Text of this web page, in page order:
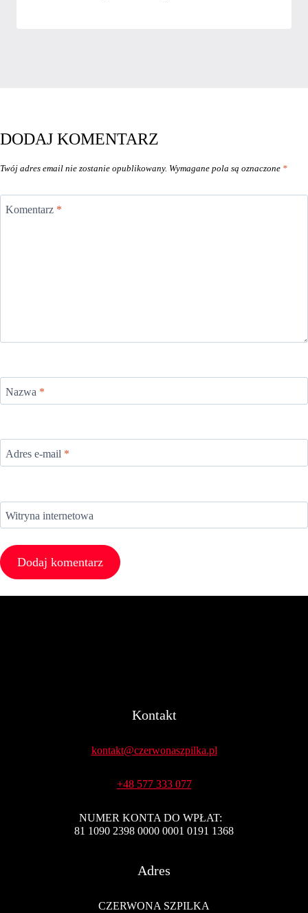
DODAJ KOMENTARZ
Twój adres email nie zostanie opublikowany. Wymagane pola są oznaczone *
Komentarz *
Nazwa *
Adres e-mail *
Witryna internetowa
Kontakt
kontakt@czerwonaszpilka.pl
+48 577 333 077
NUMER KONTA DO WPŁAT:
81 1090 2398 0000 0001 0191 1368
Adres
CZERWONA SZPILKA